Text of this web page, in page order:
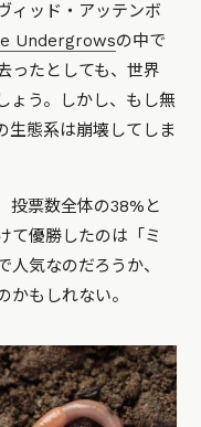
ィッド・アッテンボ
Undergrowsの中で
ったとしても、世界
ょう。しかし、もし無
生態系は崩壊してしま
投票数全体の38%と
て優勝したのは「ミ
気なのだろうか、
かもしれない。